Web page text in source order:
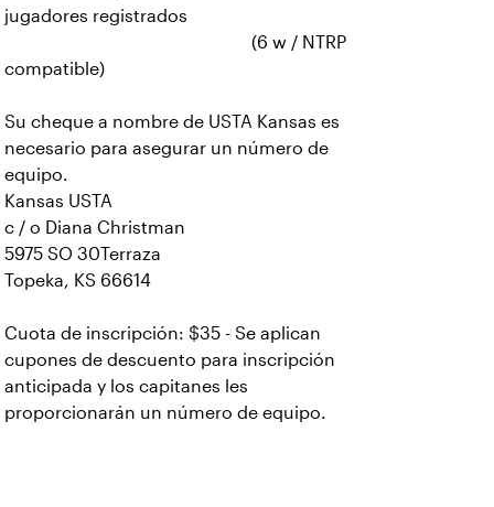
jugadores registrados
(6 w / NTRP
compatible)
Su cheque a nombre de USTA Kansas es
necesario para asegurar un número de
equipo.
Kansas USTA
c / o Diana Christman
5975 SO 30Terraza
Topeka, KS 66614
Cuota de inscripción: $35 - Se aplican
cupones de descuento para inscripción
anticipada y los capitanes les
proporcionarán un número de equipo.